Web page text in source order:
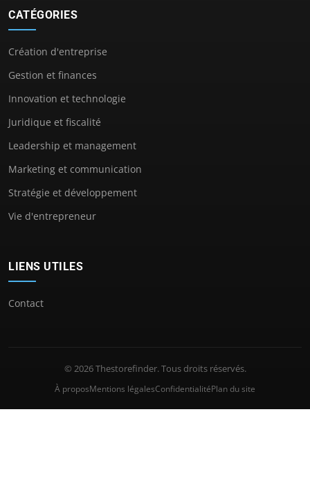
CATÉGORIES
Création d'entreprise
Gestion et finances
Innovation et technologie
Juridique et fiscalité
Leadership et management
Marketing et communication
Stratégie et développement
Vie d'entrepreneur
LIENS UTILES
Contact
© 2026 Thestorefinder. Tous droits réservés.
À proposMentions légalesConfidentialitéPlan du site